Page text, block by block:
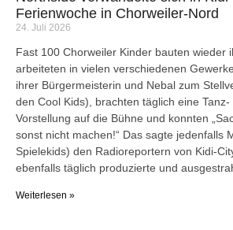
Ferienwoche in Chorweiler-Nord
24. Juli 2026
Fast 100 Chorweiler Kinder bauten wieder
arbeiteten in vielen verschiedenen
ihrer Bürgermeisterin und Nebal zum
den Cool Kids), brachten täglich eine
Vorstellung auf die Bühne und konnten
sonst nicht machen!“ Das sagte jedenfalls
Spielekids) den Radioreportern von Kidi-
ebenfalls täglich produzierte und
Weiterlesen »